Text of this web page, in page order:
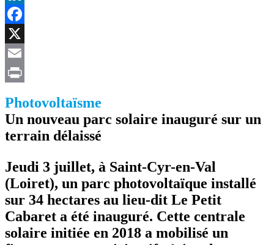
LinkedIn
Facebook
X
Email
Photovoltaïsme
Un nouveau parc solaire inauguré sur un
terrain délaissé
Jeudi 3 juillet, à Saint-Cyr-en-Val
(Loiret), un parc photovoltaïque installé
sur 34 hectares au lieu-dit Le Petit
Cabaret a été inauguré. Cette centrale
solaire initiée en 2018 a mobilisé un